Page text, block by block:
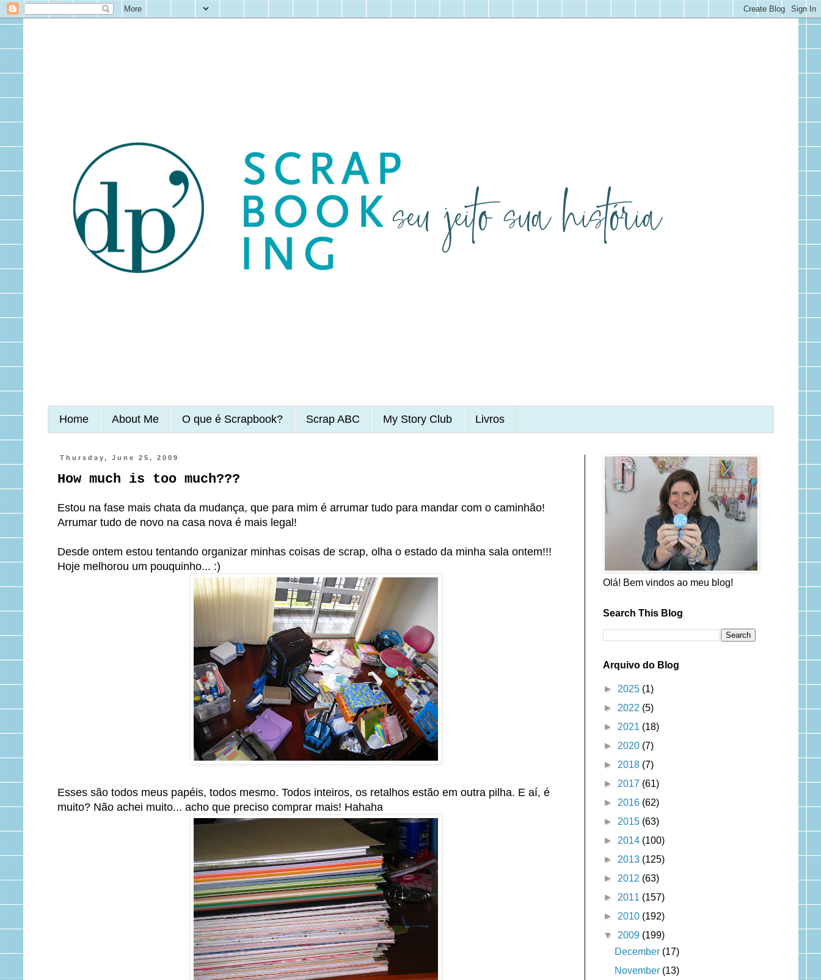
Home About Me O que é Scrapbook? Scrap ABC My Story Club Livros
Thursday, June 25, 2009
How much is too much???
Estou na fase mais chata da mudança, que para mim é arrumar tudo para mandar com o caminhão!
Arrumar tudo de novo na casa nova é mais legal!
Desde ontem estou tentando organizar minhas coisas de scrap, olha o estado da minha sala ontem!!!
Hoje melhorou um pouquinho... :)
Esses são todos meus papéis, todos mesmo. Todos inteiros, os retalhos estão em outra pilha. E aí, é
muito? Não achei muito... acho que preciso comprar mais! Hahaha
Olá! Bem vindos ao meu blog!
Search This Blog
Arquivo do Blog
► 2025 (1)
► 2022 (5)
► 2021 (18)
► 2020 (7)
► 2018 (7)
► 2017 (61)
► 2016 (62)
► 2015 (63)
► 2014 (100)
► 2013 (125)
► 2012 (63)
► 2011 (157)
► 2010 (192)
▼ 2009 (199)
December (17)
November (13)